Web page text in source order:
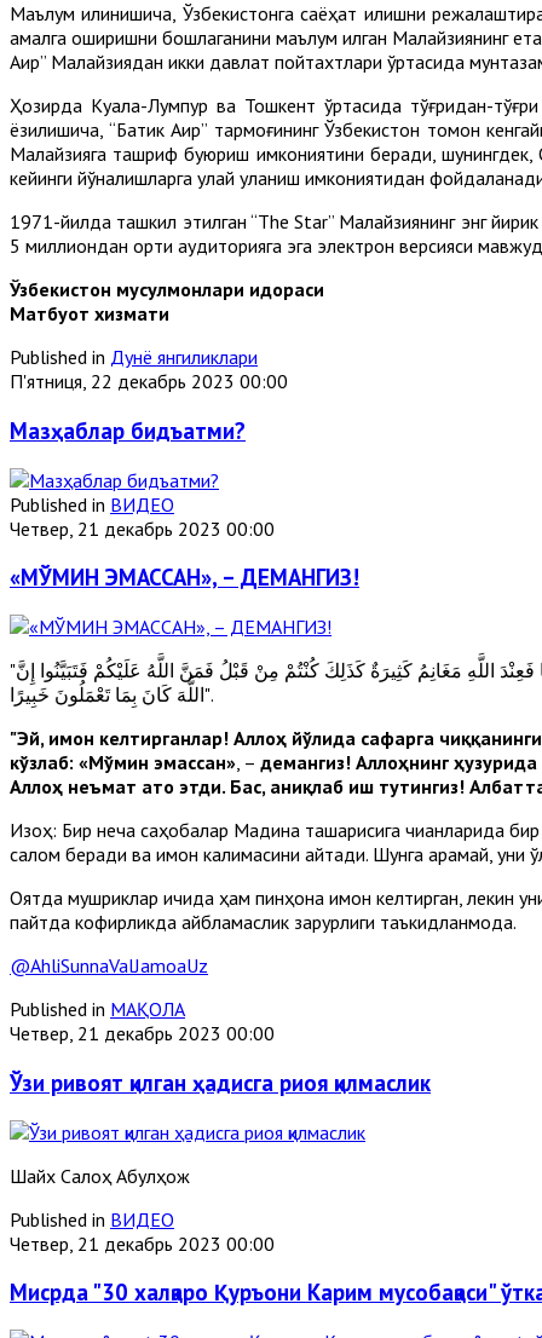
Маълум қилинишича, Ўзбекистонга саёҳат қилишни
амалга оширишни бошлаганини маълум қилган Малайзиянинг
Aир” Малайзиядан икки давлат пойтахтлари ўртасида
Ҳозирда Куала-Лумпур ва Тошкент ўртасида тўғридан-
ёзилишича, “Батик Aир” тармоғининг Ўзбекистон томон
Малайзияга ташриф буюриш имкониятини беради, шунингдек,
кейинги йўналишларга қулай уланиш имкониятидан
1971-йилда ташкил этилган “The Star” Малайзиянинг энг
5 миллиондан ортиқ аудиторияга эга электрон версияси
Ўзбекистон мусулмонлари идораси
Матбуот хизмати
Published in Дунё янгиликлари
П'ятниця, 22 декабрь 2023 00:00
Мазҳаблар бидъатми?
Published in ВИДЕО
Четвер, 21 декабрь 2023 00:00
«МЎМИН ЭМАССАН», – ДЕМАНГИЗ!
"يَا أَيُّهَا الَّذِينَ آَمَنُوا إِذَا ضَرَبْتُمْ فِي سَبِيلِ اللَّهِ فَتَبَيَّنُوا وَلَا تَقُولُوا لِمَنْ أَلْقَى إِلَيْكُمُ السَّلَامَ لَسْتَ مُؤْمِنًا تَبْتَغُونَ عَرَضَ الْحَيَاةِ الدُّنْيَا فَعِنْدَ اللَّهِ مَغَانِمُ كَثِيرَةٌ كَذَلِكَ كُنْتُمْ مِنْ قَبْلُ فَمَنَّ اللَّهُ عَلَيْكُمْ فَتَبَيَّنُوا إِنَّ
اللَّهَ كَانَ بِمَا تَعْمَلُونَ خَبِيرًا".
"Эй, имон келтирганлар! Аллоҳ йўлида сафарга
кўзлаб: «Мўмин эмассан», – демангиз! Аллоҳнинг
Аллоҳ неъмат ато этди. Бас, аниқлаб иш тутингиз!
Изоҳ: Бир неча саҳобалар Мадина ташқарисига чиққанларида
салом беради ва имон калимасини айтади. Шунга қарамай, уни
Оятда мушриклар ичида ҳам пинҳона имон келтирган, лекин
пайтда кофирликда айбламаслик зарурлиги таъкидланмоқда.
@AhliSunnaValJamoaUz
Published in МАҚОЛА
Четвер, 21 декабрь 2023 00:00
Ўзи ривоят қилган ҳадисга риоя қилмаслик
Шайх Салоҳ Абулҳож
Published in ВИДЕО
Четвер, 21 декабрь 2023 00:00
Мисрда "30 халқаро Қуръони Карим мусобақаси"